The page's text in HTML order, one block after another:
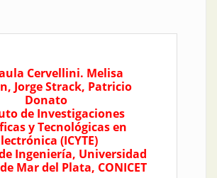
Cervellini. Melisa
Jorge Strack, Patricio
Donato
de Investigaciones
y Tecnológicas en
(ICYTE)
Ingeniería, Universidad
Mar del Plata, CONICET